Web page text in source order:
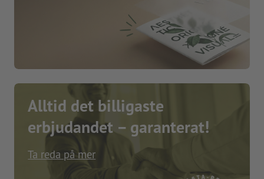
Alltid det billigaste
erbjudandet – garanterat!
Ta reda på mer